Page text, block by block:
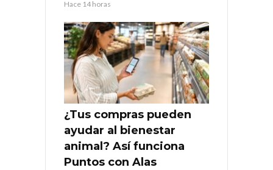
Hace 14 horas
¿Tus compras pueden
ayudar al bienestar
animal? Así funciona
Puntos con Alas